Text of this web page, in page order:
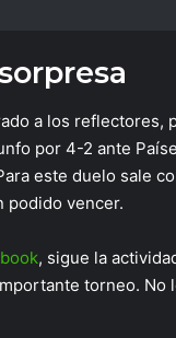
a los reflectores,
por 4-2 ante
este duelo sale
podido vencer.
, sigue la
torneo. No